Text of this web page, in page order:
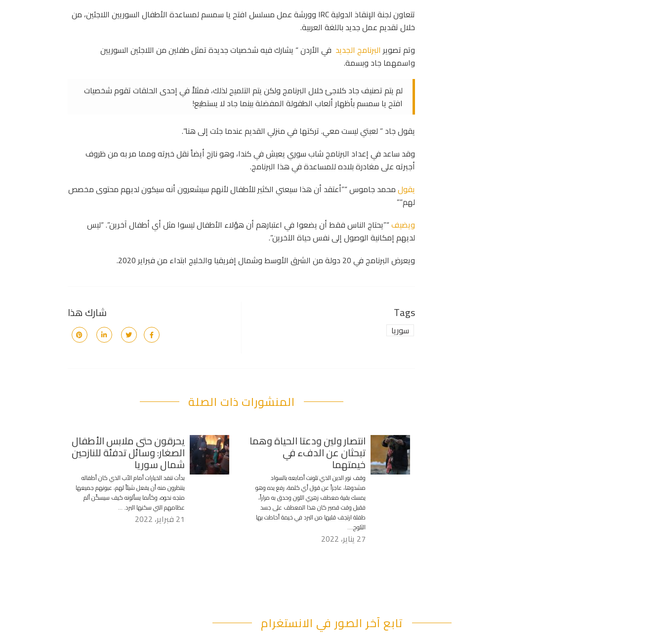
تتعاون لجنة الإنقاذ الدولية IRC وورشة عمل مسلسل افتح يا سمسم لمساعدة الأطفال السوريين اللاجئين، من
خلال تقديم عمل جديد باللغة العربية.
وتم تصويرالبرنامج الجديد في الأردن “ يشارك فيه شخصيات جديدة تمثل طفلين من اللاجئين السوريين
واسمهما جاد وبسمة.
لم يتم تصنيف جاد كلاجئ خلال البرنامج ولكن يتم التلميح لذلك، فمثلاًَ في إحدى الحلقات تقوم شخصيات
افتح يا سمسم بأظهار ألعاب الطفولة المفضلة بينما جاد لا يستطيع!
يقول جاد ” لعبتي ليست معي. تركتها في منزلي القديم عندما جئت إلى هنا”.
وقد ساعد في إعداد البرنامج شاب سوري يعيش في كندا، وهو نازح أيضاً نقل خبرته ومما مر به من ظروف
أجبرته على مغادرة بلاده للمساعدة في هذا البرنامج.
يقولمحمد جاموس “”أعتقد أن هذا سيعني الكثير للأطفال لأنهم سيشعرون أنه سيكون لديهم محتوى مخصص
لهم””
ويضيف“”يحتاج الناس فقط أن يضعوا في اعتبارهم أن هؤلاء الأطفال ليسوا مثل أي أطفال آخرين”. “ليس
لديهم إمكانية الوصول إلى نفس حياة الآخرين”.
ويعرض البرنامج في 20 دولة من الشرق الأوسط وشمال إفريقيا والخليج ابتداء من فبراير 2020.
شارك هذا Tags
سوريا
المنشورات ذات الصلة
يحرقون حتى ملابس الأطفال
الصغار: وسائل تدفئة للنازحين
شمال سوريا
بدأت تنفد الخيارات أمام الأب الذي كان أطفاله
ينتظرون منه أن يفعل شيئاً لهم، عيونهم جميعها
متجه نحوه، وكأنما يسألونه كيف سيسكّن ألم
عظامهم التي سكنها البرد. …
21 فبراير، 2022
انتصار ولين ودعتا الحياة وهما
تبحثان عن الدفء في
خيمتهما
وقف نور الدين الذي تلونت أصابعه بالسواد
مشدوها، عاجزاً عن قول أي كلمة، رفع يده وهو
يمسك بقية معطف زهري اللون وحدق به مراراً،
فقبل وقت قصير كان هذا المعطف على جسد
طفلة ارتجف قلبها من البرد في خيمة أحاطت بها
الثلوج….
27 يناير، 2022
تابع آخر الصور في الانستغرام